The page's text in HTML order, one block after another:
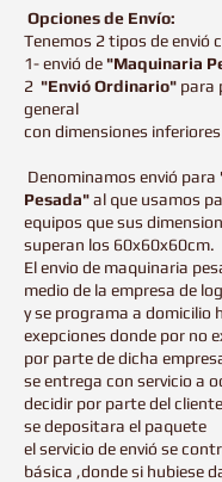
Opciones de Envío:
Tenemos 2 tipos de envió
1- envió de "Maquinaria
2 "Envió Ordinario" para
general
con dimensiones
Denominamos envió para
Pesada"al que usamos
equipos que sus
superan los 60x60x60cm.
El envio de maquinaria
medio de la empresa de
y se programa a domicilio
exepciones donde por no
por parte de dicha
se entrega con servicio a
decidir por parte del
se depositara el paquete
el servicio de envió se
básica ,donde si hubiese